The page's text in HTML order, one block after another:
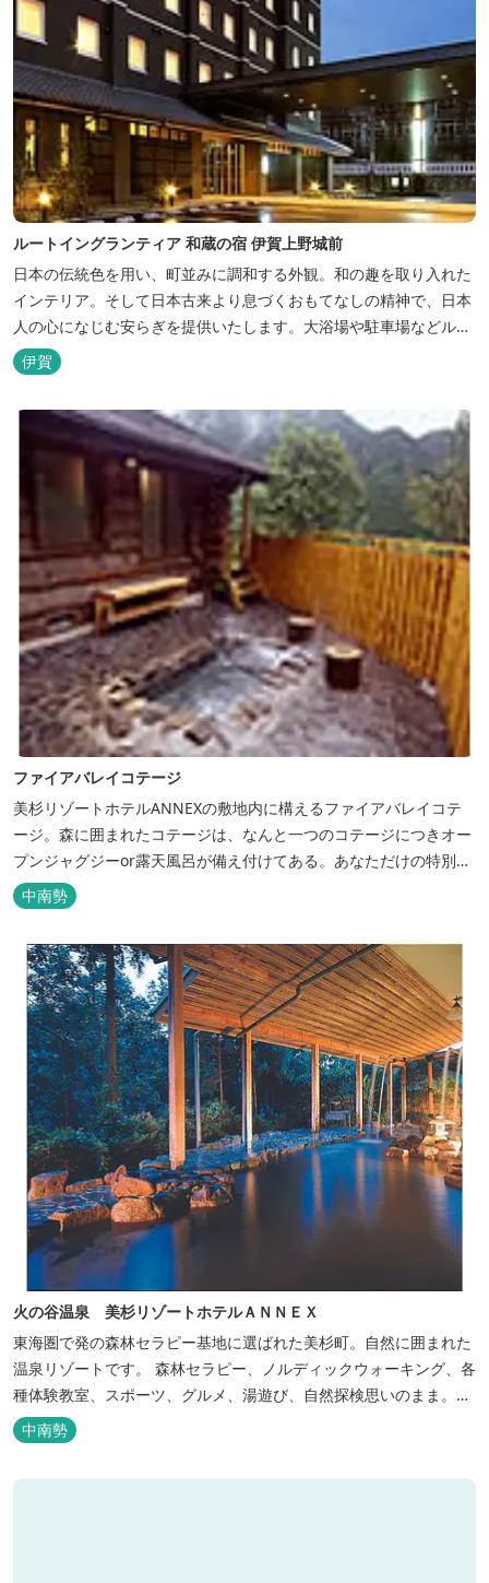
ルートイングランティア 和蔵の宿 伊賀上野城前
日本の伝統色を用い、町並みに調和する外観。和の趣を取り入れた
インテリア。そして日本古来より息づくおもてなしの精神で、日本
人の心になじむ安らぎを提供いたします。大浴場や駐車場などルー
トインホテルズの機能性や利便性はそのままに、穏やかな和のニュ
アンスを湛えた空間は、ビジネスにも観光にも、幅広くお役立てい
伊賀
ファイアバレイコテージ
美杉リゾートホテルANNEXの敷地内に構えるファイアバレイコテ
ージ。森に囲まれたコテージは、なんと一つのコテージにつきオー
プンジャグジーor露天風呂が備え付けてある。あなただけの特別な
時間をお過ごしください。
中南勢
火の谷温泉 美杉リゾートホテルＡＮＮＥＸ
東海圏で発の森林セラピー基地に選ばれた美杉町。自然に囲まれた
温泉リゾートです。 森林セラピー、ノルディックウォーキング、各
種体験教室、スポーツ、グルメ、湯遊び、自然探検思いのまま。思
いきり遊んだ後は温泉でゆったり、のんびり。お料理は和洋バイキ
ングに豪華会席料理。バイキングでは、毎日餅つき、夏は流しそう
めん等のイベントも開催しています。 ５つの貸切風呂に、展望風呂
中南勢